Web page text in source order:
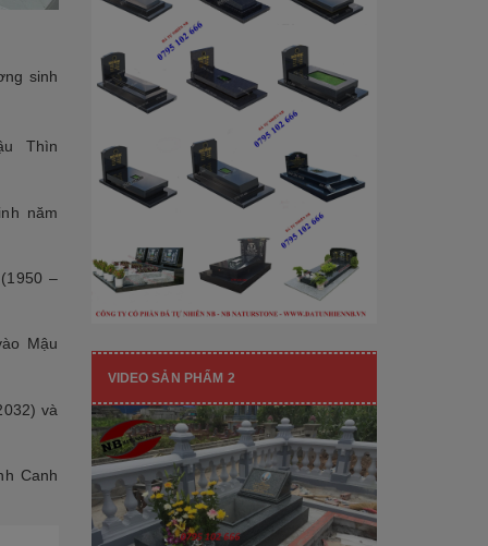
nhiều công ty, khu đô thị mới, resort cao
cấp lựa chọn nhờ vẻ đẹp sang trọng, bề
thế cùng độ bền vượt trội. Không chỉ là
hạng mục nhận diện thương hiệu, nó
sinh
Thìn
năm
–
Mậu
và
Canh
VIDEO SẢN PHẨM 2